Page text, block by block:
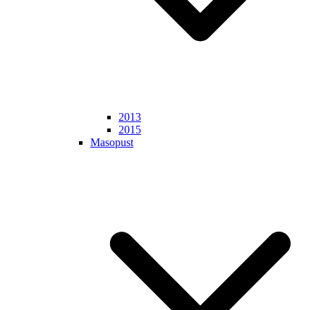
2013
2015
Masopust